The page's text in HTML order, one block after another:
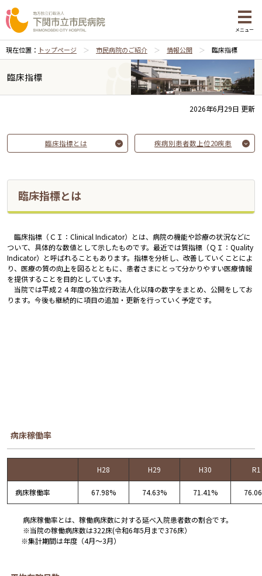
メニュー
現在位置： トップページ 市民病院のご紹介 情報公開 臨床指標
臨床指標
2026年6月29日 更新
臨床指標とは 疾病別患者数上位20疾患
臨床指標とは
臨床指標（ＣＩ：Clinical Indicator）とは、病院の機能や診療の状況などに
ついて、具体的な数値として示したものです。最近では質指標（ＱＩ：Quality
Indicator）と呼ばれることもあります。指標を分析し、改善していくことによ
り、医療の質の向上を図るとともに、患者さまにとって分かりやすい医療情報
を提供することを目的としています。
当院では平成２４年度の独立行政法人化以降の数字をまとめ、公開をしてお
ります。今後も継続的に項目の追加・更新を行っていく予定です。
病床稼働率
H28 H29 H30 R1
病床稼働率 67.98% 74.63% 71.41%
病床稼働率とは、稼働病床数に対する延べ入院患者数の割合です。
※当院の稼働病床数は322床(令和6年5月まで376床）
※集計期間は年度（4月～3月）